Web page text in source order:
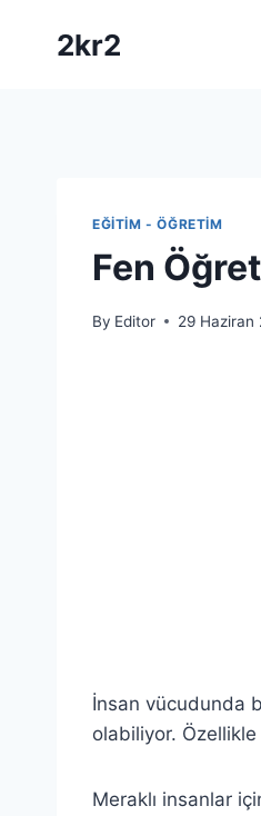
2kr2
EĞITIM - ÖĞRETIM
Fen
By Editor 29 Haziran
İnsan vücudunda
olabiliyor.
Meraklı insanlar